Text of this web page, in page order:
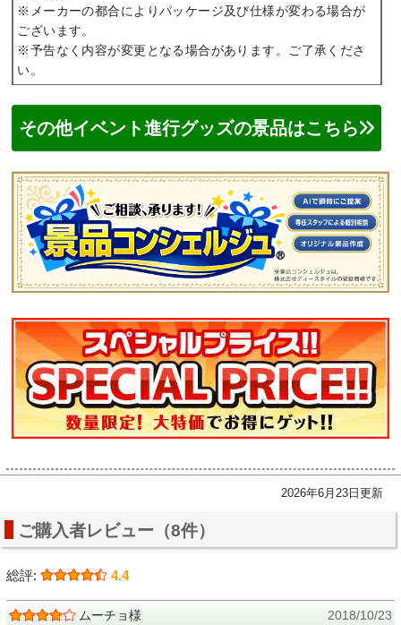
※メーカーの都合によりパッケージ及び仕様が変わる場合が
ございます。
※予告なく内容が変更となる場合があります。ご了承くださ
い。
その他イベント進行グッズの景品はこちら
2026年6月23日更新
ご購入者レビュー（8件）
総評: 4.4
ムーチョ様 2018/10/23